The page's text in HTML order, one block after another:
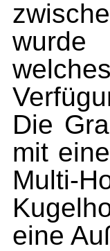
wurde
Die
mit
Multi-
eine